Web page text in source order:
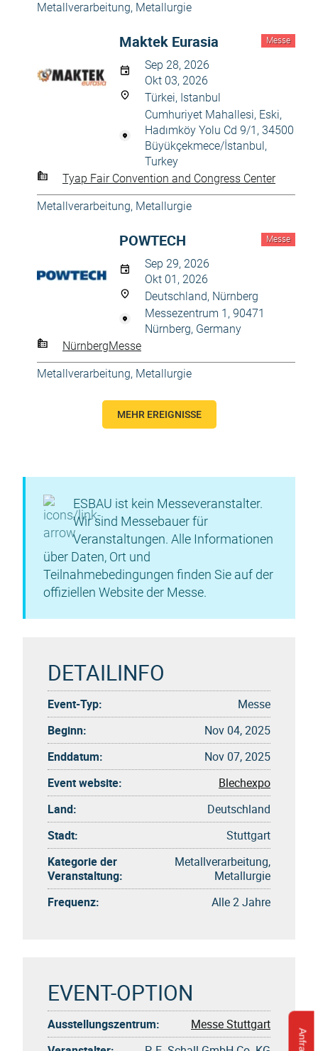
Metallverarbeitung, Metallurgie
Messe
Maktek Eurasia
Sep 28, 2026
Okt 03, 2026
Türkei, Istanbul
Cumhuriyet Mahallesi, Eski,
Hadımköy Yolu Cd 9/1, 34500
Büyükçekmece/İstanbul,
Turkey
Tyap Fair Convention and Congress Center
Metallverarbeitung, Metallurgie
Messe
POWTECH
Sep 29, 2026
Okt 01, 2026
Deutschland, Nürnberg
Messezentrum 1, 90471
Nürnberg, Germany
NürnbergMesse
Metallverarbeitung, Metallurgie
MEHR EREIGNISSE
ESBAU ist kein Messeveranstalter.
Wir sind Messebauer für
Veranstaltungen. Alle Informationen
über Daten, Ort und
Teilnahmebedingungen finden Sie auf der
offiziellen Website der Messe.
DETAILINFO
Event-Typ:
Messe
Beginn:
Nov 04, 2025
Enddatum:
Nov 07, 2025
Event website:
Blechexpo
Land:
Deutschland
Stadt:
Stuttgart
Kategorie der
Veranstaltung:
Metallverarbeitung,
Metallurgie
Frequenz:
Alle 2 Jahre
EVENT-OPTION
Ausstellungszentrum:
Messe Stuttgart